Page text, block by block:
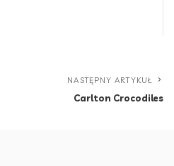
NASTĘPNY ARTYKUŁ
Carlton Crocodiles